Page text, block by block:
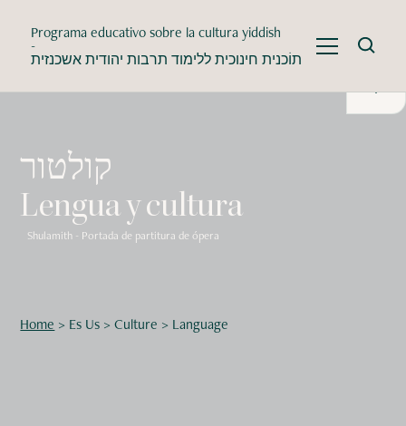
Programa educativo sobre la cultura yiddish
-
תוֹכנית חינוכית ללימוד תרבות יהודית אשכנזית
קולטור
Lengua y cultura
Shulamith - Portada de partitura de ópera
Home > Es Us > Culture > Language